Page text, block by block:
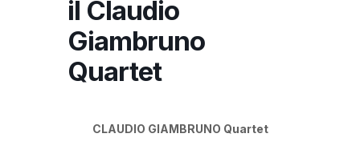
il Claudio
Giambruno
Quartet
CLAUDIO GIAMBRUNO Quartet